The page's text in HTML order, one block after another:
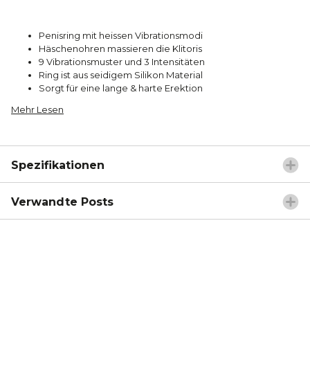
Penisring mit heissen Vibrationsmodi
Häschenohren massieren die Klitoris
9 Vibrationsmuster und 3 Intensitäten
Ring ist aus seidigem Silikon Material
Sorgt für eine lange & harte Erektion
Mehr Lesen
Spezifikationen
Verwandte Posts